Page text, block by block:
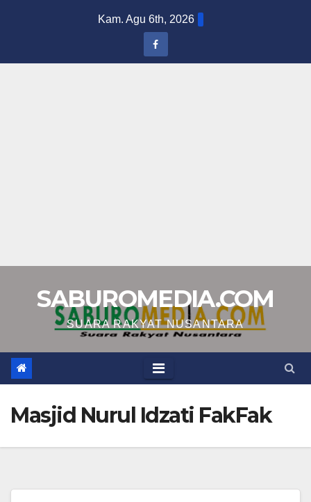
Kam. Agu 6th, 2026
SABUROMEDIA.COM
SUARA RAKYAT NUSANTARA
Masjid Nurul Idzati FakFak